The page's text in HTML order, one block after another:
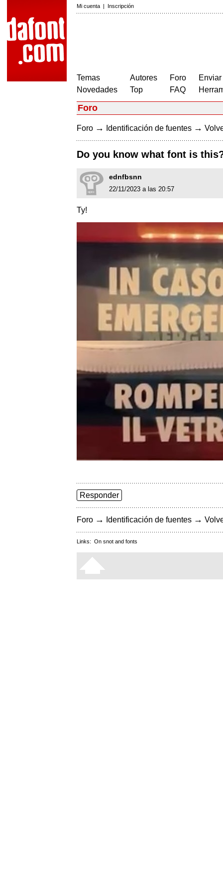
Mi cuenta | Inscripción
Temas
Novedades
Autores
Top
Foro
FAQ
Foro
Foro → Identificación de fuentes →
Do you know what font is
ednfbsnn
22/11/2023 a las 20:57
Ty!
Responder
Foro → Identificación de fuentes →
Links: On snot and fonts